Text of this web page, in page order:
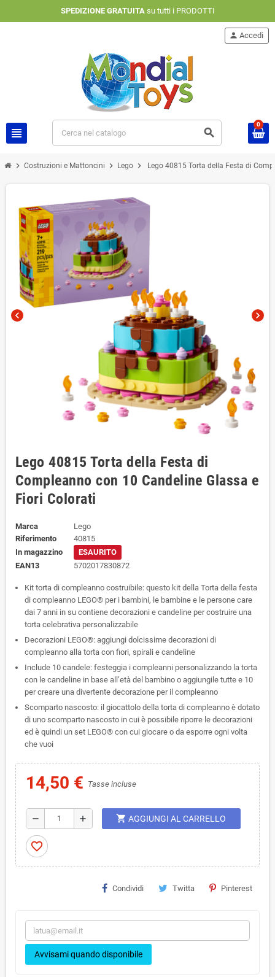
SPEDIZIONE GRATUITAsu tutti i PRODOTTI
view_headline search
person Accedi
0
chevron_right Costruzioni e Mattoncini chevron_right Lego chevron_right Lego 40815 Torta della Festa di
chevron_left chevron_right
Lego 40815 Torta della Festa di
Compleanno con 10 Candeline Glassa e
Fiori Colorati
Marca
Lego
Riferimento
40815
In magazzino
ESAURITO
EAN13
5702017830872
Kit torta di compleanno costruibile: questo kit della Torta della festa
di compleanno LEGO® per i bambini, le bambine e le persone care
dai 7 anni in su contiene decorazioni e candeline per costruire una
torta celebrativa personalizzabile
Decorazioni LEGO®: aggiungi dolcissime decorazioni di
compleanno alla torta con fiori, spirali e candeline
Include 10 candele: festeggia i compleanni personalizzando la torta
con le candeline in base all’età del bambino o aggiungile tutte e 10
per creare una divertente decorazione per il compleanno
Scomparto nascosto: il giocattolo della torta di compleanno è dotato
di uno scomparto nascosto in cui è possibile riporre le decorazioni
ed è quindi un set LEGO® con cui giocare o da esporre ogni volta
che vuoi
14,50 € Tasse incluse
remove add shopping_cart AGGIUNGI AL CARRELLO
favorite_border
Condividi Twitta Pinterest
Avvisami quando disponibile